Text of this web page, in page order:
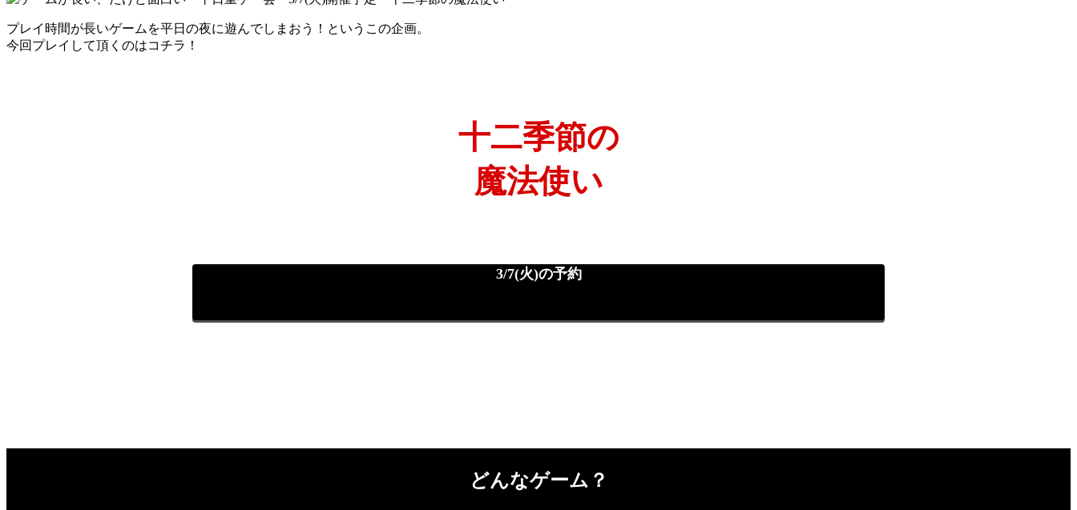
プレイ時間が長いゲームを平日の夜に遊んでしまおう！というこの企画。
今回プレイして頂くのはコチラ！
十二季節の
魔法使い
3/7(火)の予約
どんなゲーム？